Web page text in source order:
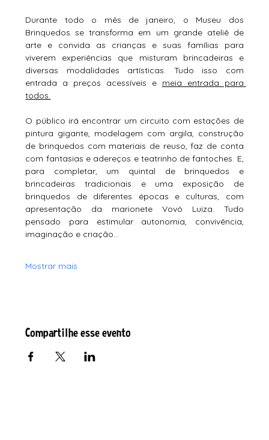
Durante todo o mês de janeiro, o Museu dos
Brinquedos se transforma em um grande ateliê de
arte e convida as crianças e suas famílias para
viverem experiências que misturam brincadeiras e
diversas modalidades artísticas. Tudo isso com
entrada a preços acessíveis e meia entrada para
todos.
O público irá encontrar um circuito com estações de
pintura gigante, modelagem com argila, construção
de brinquedos com materiais de reuso, faz de conta
com fantasias e adereços e teatrinho de fantoches. E,
para completar, um quintal de brinquedos e
brincadeiras tradicionais e uma exposição de
brinquedos de diferentes épocas e culturas, com
apresentação da marionete Vovó Luiza. Tudo
pensado para estimular autonomia, convivência,
imaginação e criação…
Mostrar mais
Compartilhe esse evento